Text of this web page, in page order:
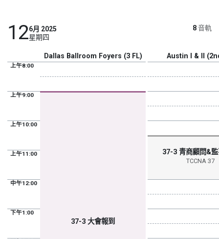
126月 2025
星期四
8音軌
Dallas Ballroom Foyers (3 FL) Austin I & II
上午8:00
上午9:00
37-3 大會報到
上午10:00
37-3 青商顧問&
TCCNA 37
上午11:00
中午12:00
下午1:00